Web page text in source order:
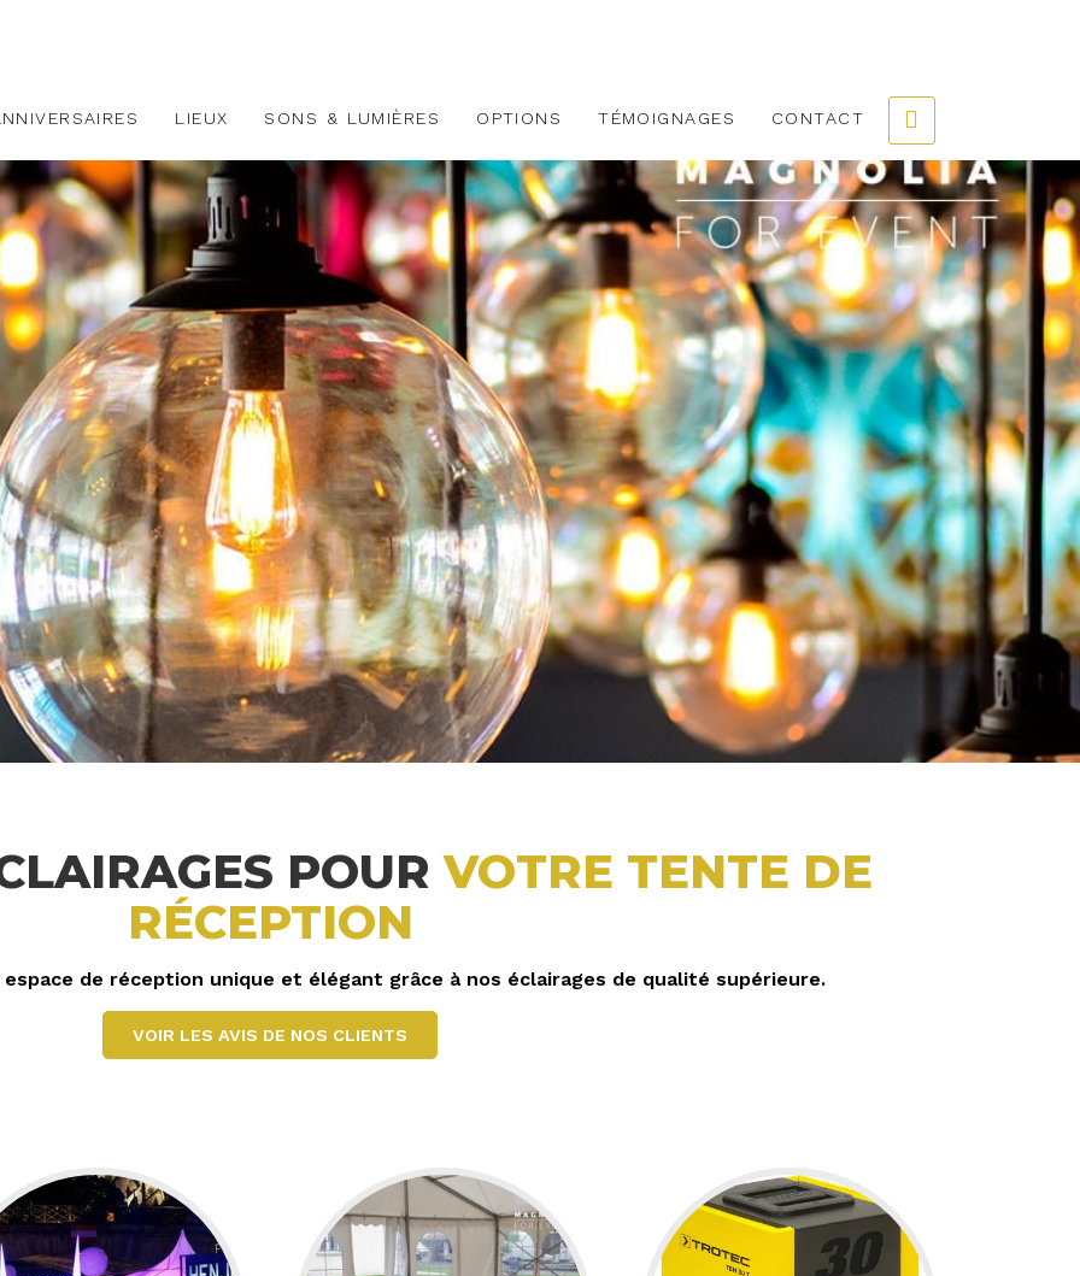
LIEUX SONS & LUMIÈRES OPTIONS TÉMOIGNAGES CONTACT
POUR VOTRE TENTE DE
RÉCEPTION
de réception unique et élégant grâce à nos éclairages de qualité supérieure.
VOIR LES AVIS DE NOS CLIENTS